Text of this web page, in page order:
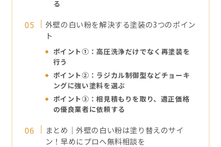
る
外壁の白い粉を解決する塗装の3つのポイン
ト
ポイント①：高圧洗浄だけでなく再塗装を
行う
ポイント②：ラジカル制御型などチョーキ
ングに強い塗料を選ぶ
ポイント③：相見積もりを取り、適正価格
の優良業者に依頼する
まとめ｜外壁の白い粉は塗り替えのサイ
ン！早めにプロへ無料相談を